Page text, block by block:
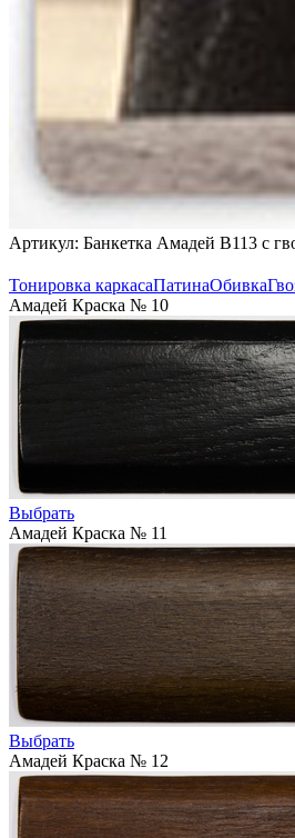
Артикул: Банкетка Амадей B113 с
Тонировка каркасаПатинаОбивка
Амадей Краска № 10
Выбрать
Амадей Краска № 11
Выбрать
Амадей Краска № 12